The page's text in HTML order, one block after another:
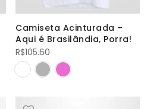
Camiseta Acinturada –
Aqui é Brasilândia, Porra!
R$105.60